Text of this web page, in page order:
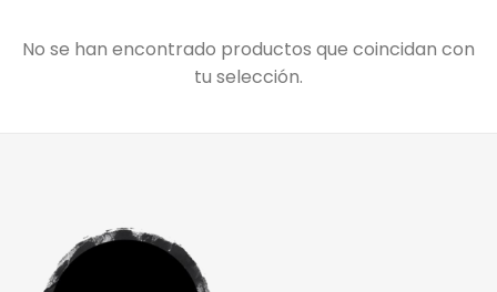
No se han encontrado productos que coincidan con
tu selección.